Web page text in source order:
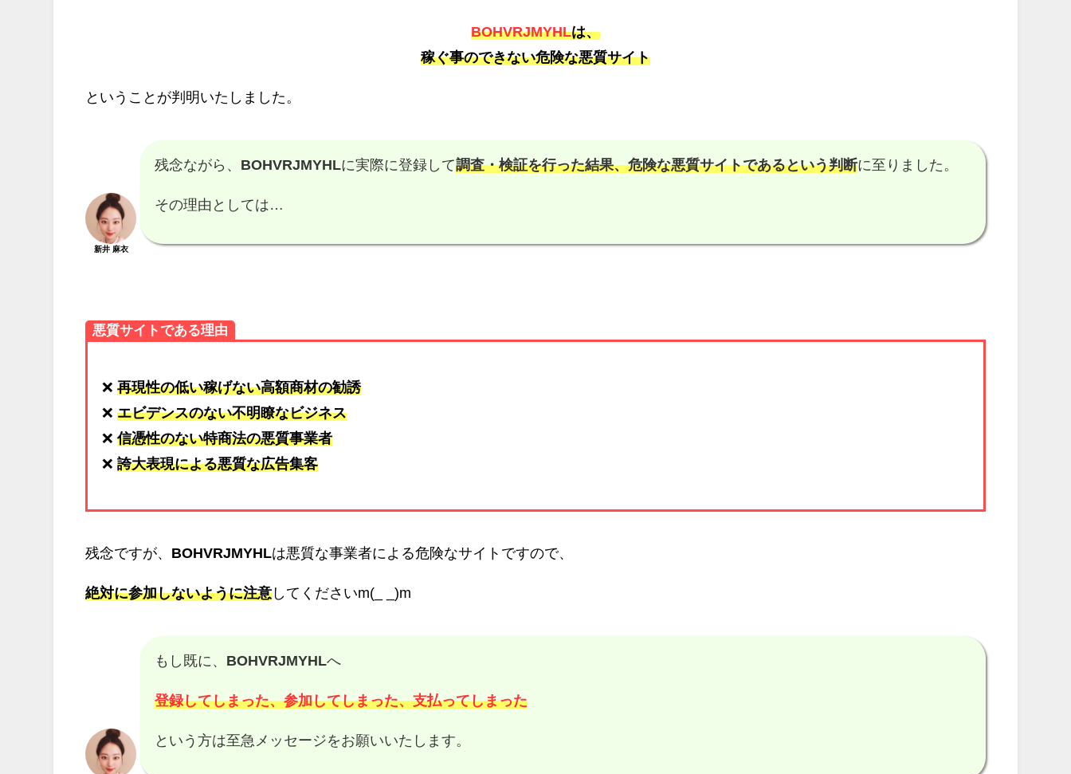
BOHVRJMYHLは、
稼ぐ事のできない危険な悪質サイト
ということが判明いたしました。
新井 麻衣
残念ながら、 BOHVRJMYHLに実際に登録して調査・検証を行った結果、危険な悪質サイトであるという判断に至りました。
その理由としては…
悪質サイトである理由
❌再現性の低い稼げない高額商材の勧誘
❌エビデンスのない不明瞭なビジネス
❌信憑性のない特商法の悪質事業者
❌誇大表現による悪質な広告集客
残念ですが、 BOHVRJMYHLは悪質な事業者による危険なサイトですので、
絶対に参加しないように注意 してくださいm(_ _)m
もし既に、 BOHVRJMYHLへ
登録してしまった、参加してしまった、支払ってしまった
という方は至急メッセージをお願いいたします。